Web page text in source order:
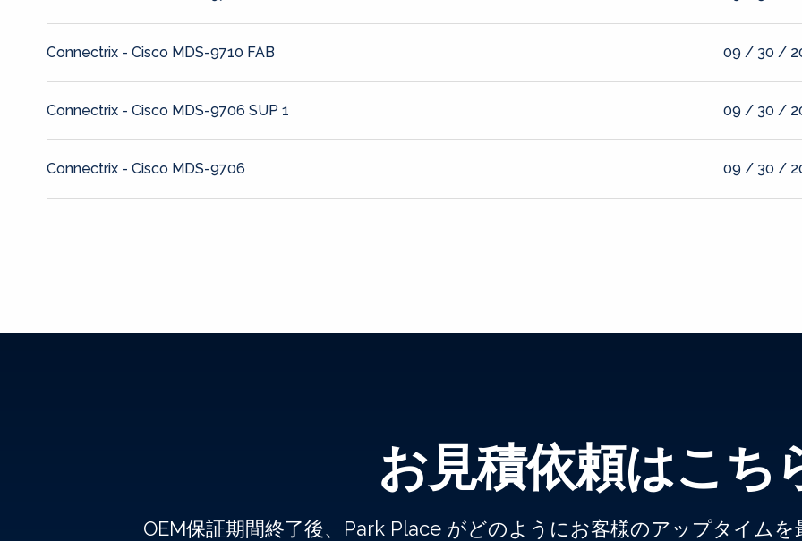
Connectrix - Cisco MDS-9710 FAB 09 / 30 /
Connectrix - Cisco MDS-9706 SUP 1 09 / 30 /
Connectrix - Cisco MDS-9706 09 / 30 /
お見積依頼はこち
OEM保証期間終了後、Park Place がどのようにお客様のアップタイム